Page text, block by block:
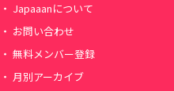
Japaaanについて
お問い合わせ
無料メンバー登録
月別アーカイブ